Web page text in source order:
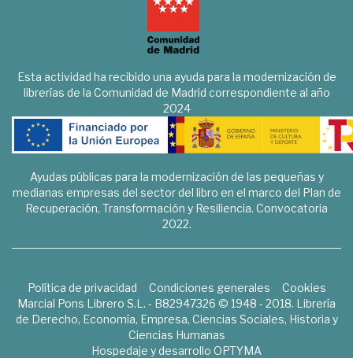
Esta actividad ha recibido una ayuda para la modernización de
librerías de la Comunidad de Madrid correspondiente al año
2024
Ayudas públicas para la modernización de las pequeñas y
medianas empresas del sector del libro en el marco del Plan de
Recuperación, Transformación y Resiliencia. Convocatoria
2022.
Política de privacidad Condiciones generales
Cookies
Marcial Pons Librero S.L. - B82947326 © 1948 - 2018. Librería
de Derecho, Economía, Empresa, Ciencias Sociales, Historia y
Ciencias Humanas
Hospedaje y desarrollo OPTYMA